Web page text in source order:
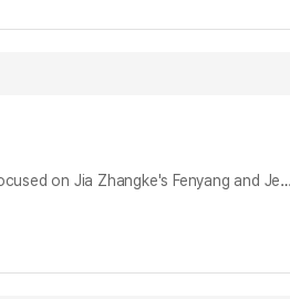
영화 속 도시의 장소성 재현 양상 비교 연구 : 지아장커의 펀양과 전수일의 부산을 중심으로 = A Comparative Study on the Aspects